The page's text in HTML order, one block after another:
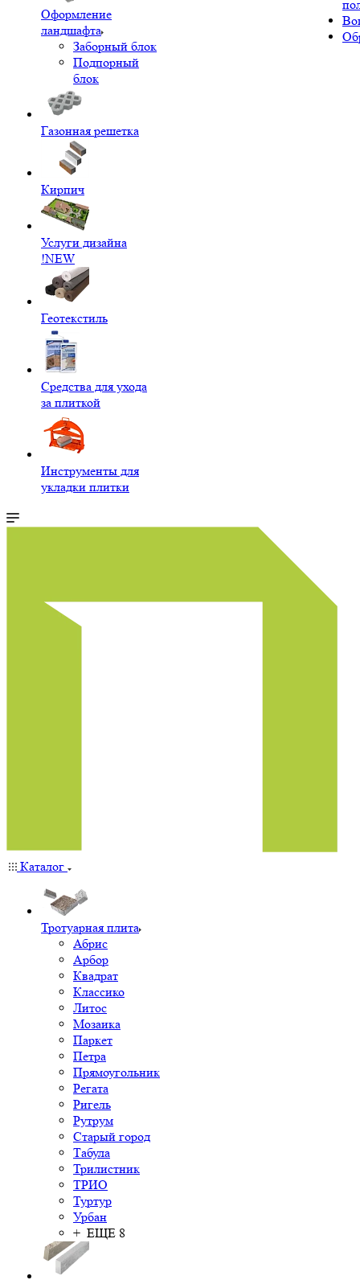
Оформление
ландшафта
Заборный блок
Подпорный
блок
Газонная решетка
Кирпич
Услуги дизайна
!NEW
Геотекстиль
Средства для ухода
за плиткой
Инструменты для
укладки плитки
Каталог
Тротуарная плита
Абрис
Арбор
Квадрат
Классико
Литос
Мозаика
Паркет
Петра
Прямоугольник
Регата
Ригель
Рутрум
Старый город
Табула
Трилистник
ТРИО
Туртур
Урбан
+ ЕЩЕ 8